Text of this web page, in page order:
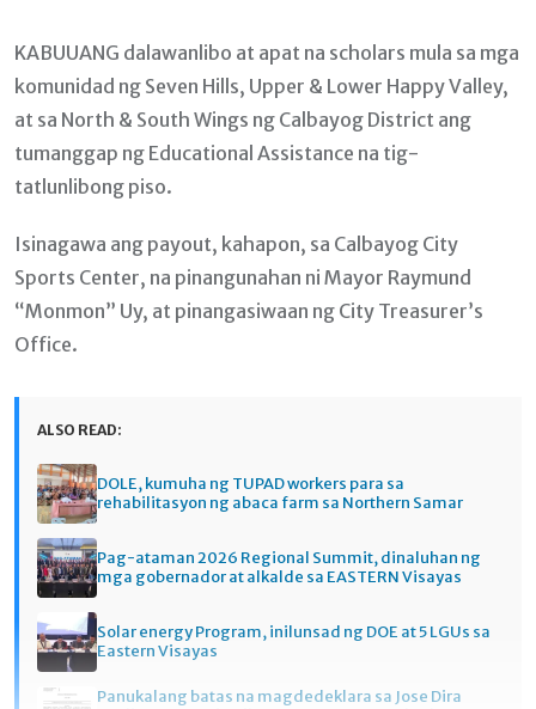
KABUUANG dalawanlibo at apat na scholars mula sa mga
komunidad ng Seven Hills, Upper & Lower Happy Valley,
at sa North & South Wings ng Calbayog District ang
tumanggap ng Educational Assistance na tig-
tatlunlibong piso.
Isinagawa ang payout, kahapon, sa Calbayog City
Sports Center, na pinangunahan ni Mayor Raymund
“Monmon” Uy, at pinangasiwaan ng City Treasurer’s
Office.
ALSO READ:
DOLE, kumuha ng TUPAD workers para sa
rehabilitasyon ng abaca farm sa Northern Samar
Pag-ataman 2026 Regional Summit, dinaluhan ng
mga gobernador at alkalde sa EASTERN Visayas
Solar energy Program, inilunsad ng DOE at 5 LGUs sa
Eastern Visayas
Panukalang batas na magdedeklara sa Jose Dira